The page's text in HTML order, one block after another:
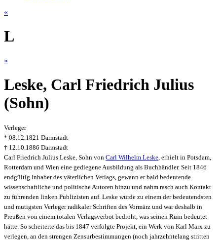
«
L
»
Leske, Carl Friedrich Julius
(Sohn)
Verleger
* 08.12.1821 Darmstadt
† 12.10.1886 Darmstadt
Carl Friedrich Julius Leske, Sohn von Carl Wilhelm Leske , erhielt in Potsdam,
Rotterdam und Wien eine gediegene Ausbildung als Buchhändler. Seit 1846
endgültig Inhaber des väterlichen Verlags, gewann er bald bedeutende
wissenschaftliche und politische Autoren hinzu und nahm rasch auch Kontakt
zu führenden linken Publizisten auf. Leske wurde zu einem der bedeutendsten
und mutigsten Verleger radikaler Schriften des Vormärz und war deshalb in
Preußen von einem totalen Verlagsverbot bedroht, was seinen Ruin bedeutet
hätte. So scheiterte das bis 1847 verfolgte Projekt, ein Werk von Karl Marx zu
verlegen, an den strengen Zensurbestimmungen (noch jahrzehntelang stritten